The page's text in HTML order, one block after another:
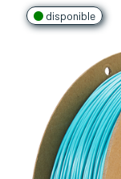
disponible